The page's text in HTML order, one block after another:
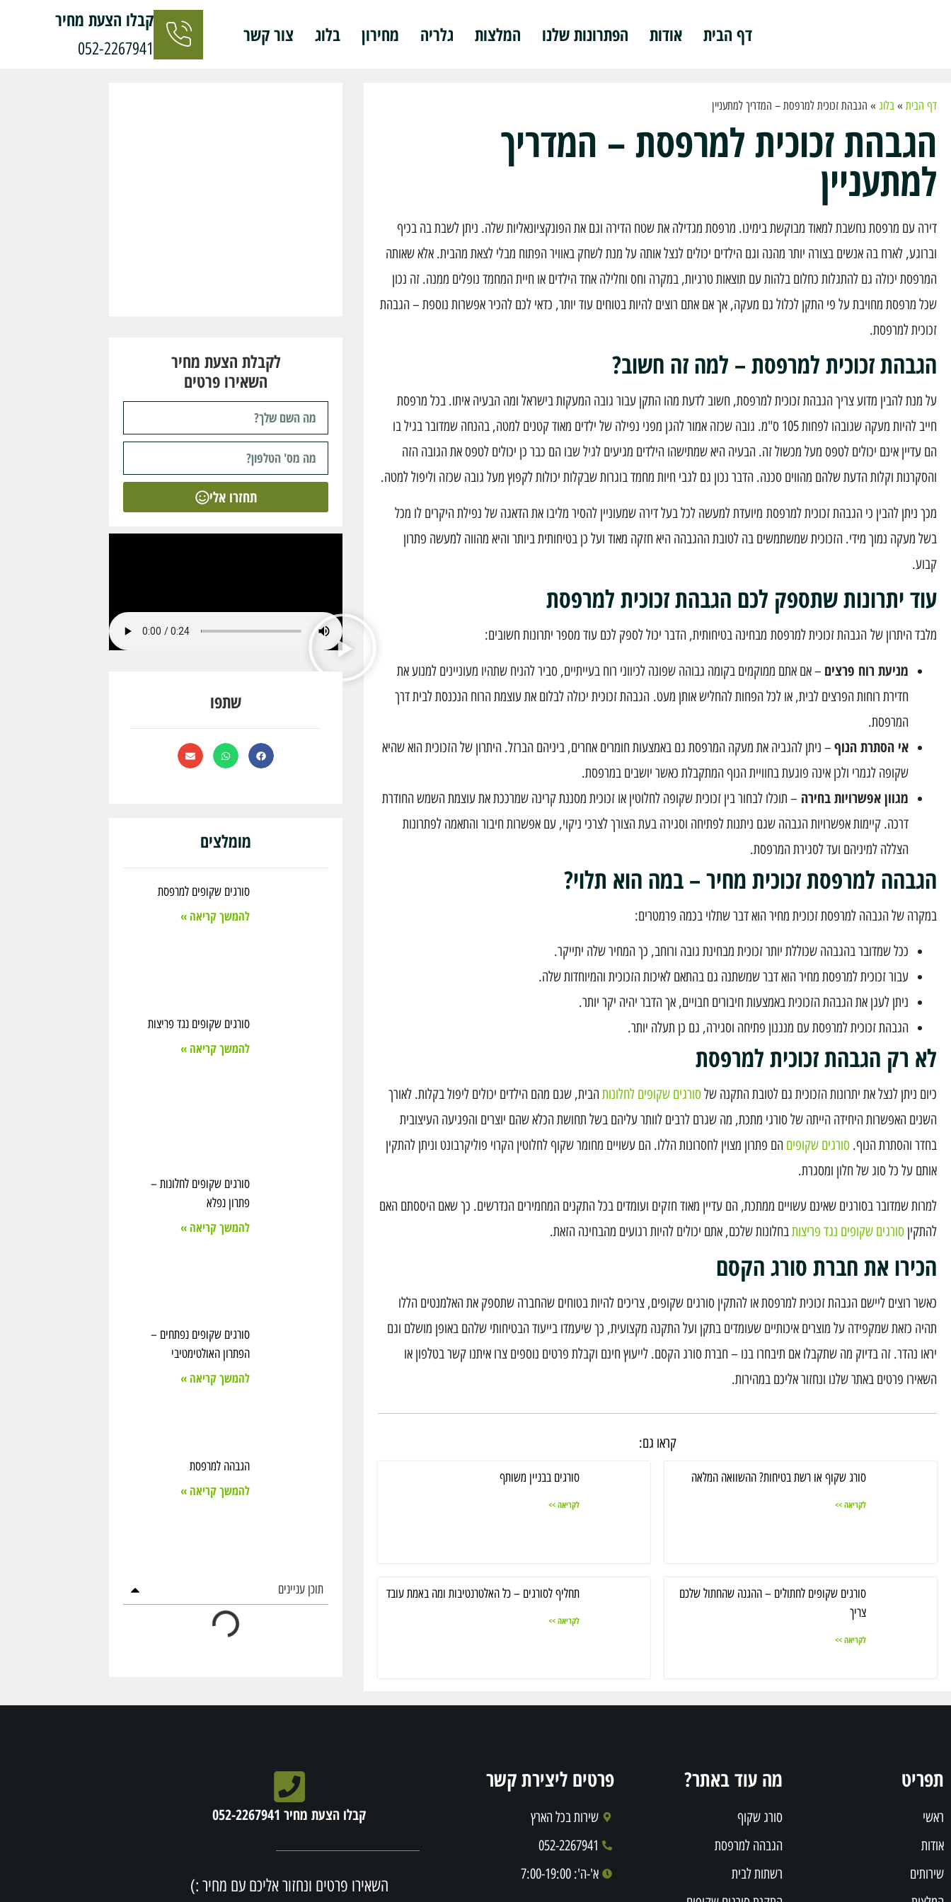
דף הבית אודות הפתרונות שלנו המלצות גלריה מחירון בלוג צור קשר
קבלו הצעת מחיר
052-2267941
דף הבית » בלוג » הגבהת זכוכית למרפסת – המדריך למתעניין
הגבהת זכוכית למרפסת – המדריך
למתעניין
דירה עם מרפסת נחשבת למאוד מבוקשת בימינו. מרפסת מגדילה את שטח הדירה וגם את הפונקציונאליות שלה. ניתן לשבת בה בכיף
וברוגע, לארח בה אנשים בצורה יותר מהנה וגם הילדים יכולים לנצל אותה על מנת לשחק באוויר הפתוח מבלי לצאת מהבית. אלא שאותה
המרפסת יכולה גם להתגלות כחלום בלהות עם תוצאות טרגיות, במקרה וחס וחלילה אחד הילדים או חיית המחמד נופלים ממנה. זה נכון
שכל מרפסת מחויבת על פי התקן לכלול גם מעקה, אך אם אתם רוצים להיות בטוחים עוד יותר, כדאי לכם להכיר אפשרות נוספת – הגבהת
זכוכית למרפסת.
הגבהת זכוכית למרפסת – למה זה חשוב?
על מנת להבין מדוע צריך הגבהת זכוכית למרפסת, חשוב לדעת מהו התקן עבור גובה המעקות בישראל ומה הבעיה איתו. בכל מרפסת
חייב להיות מעקה שגובהו לפחות 105 ס"מ. גובה שכזה אמור להגן מפני נפילה של ילדים מאוד קטנים למטה, בהנחה שמדובר בגיל בו
הם עדיין אינם יכולים לטפס מעל מכשול זה. הבעיה היא שמתישהו הילדים מגיעים לגיל שבו הם כבר כן יכולים לטפס את הגובה הזה
והסקרנות וקלות הדעת שלהם מהווים סכנה. הדבר נכון גם לגבי חיות מחמד בוגרות שבקלות יכולות לקפוץ מעל גובה שכזה וליפול למטה.
מכך ניתן להבין כי הגבהת זכוכית למרפסת מיועדת למעשה לכל בעל דירה שמעוניין להסיר מליבו את הדאגה של נפילת היקרים לו מכל
בשל מעקה נמוך מידי. הזכוכית שמשתמשים בה לטובת ההגבהה היא חזקה מאוד ועל כן בטיחותית ביותר והיא מהווה למעשה פתרון
קבוע.
עוד יתרונות שתספק לכם הגבהת זכוכית למרפסת
מלבד היתרון של הגבהת זכוכית למרפסת מבחינה בטיחותית, הדבר יכול לספק לכם עוד מספר יתרונות חשובים:
מניעת רוח פרצים – אם אתם ממוקמים בקומה גבוהה שפונה לכיווני רוח בעייתיים, סביר להניח שתהיו מעוניינים למנוע את
חדירת רוחות הפרצים לבית, או לכל הפחות להחליש אותן מעט. הגבהת זכוכית יכולה לבלום את עוצמת הרוח הנכנסת לבית דרך
המרפסת.
אי הסתרת הנוף – ניתן להגביה את מעקה המרפסת גם באמצעות חומרים אחרים, ביניהם הברזל. היתרון של הזכוכית הוא שהיא
שקופה לגמרי ולכן אינה פוגעת בחוויית הנוף המתקבלת כאשר יושבים במרפסת.
מגוון אפשרויות בחירה – תוכלו לבחור בין זכוכית שקופה לחלוטין או זכוכית מסננת קרינה שמרככת את עוצמת השמש החודרת
דרכה. קיימות אפשרויות הגבהה שגם ניתנות לפתיחה וסגירה בעת הצורך לצרכי ניקוי, עם אפשרות חיבור והתאמה לפתרונות
הצללה למיניהם ועד לסגירת המרפסת.
הגבהה למרפסת זכוכית מחיר – במה הוא תלוי?
במקרה של הגבהה למרפסת זכוכית מחיר הוא דבר שתלוי בכמה פרמטרים:
ככל שמדובר בהגבהה שכוללת יותר זכוכית מבחינת גובה ורוחב, כך המחיר שלה יתייקר.
עבור זכוכית למרפסת מחיר הוא דבר שמשתנה גם בהתאם לאיכות הזכוכית והמיוחדות שלה.
ניתן לעגן את הגבהת הזכוכית באמצעות חיבורים חבויים, אך הדבר יהיה יקר יותר.
הגבהת זכוכית למרפסת עם מנגנון פתיחה וסגירה, גם כן תעלה יותר.
לא רק הגבהת זכוכית למרפסת
כיום ניתן לנצל את יתרונות הזכוכית גם לטובת התקנה שלסורגים שקופים לחלונות הבית, שגם מהם הילדים יכולים ליפול בקלות. לאורך
השנים האפשרות היחידה הייתה של סורגי מתכת, מה שגרם לרבים לוותר עליהם בשל תחושת הכלא שהם יוצרים והפגיעה העיצובית
בחדר והסתרת הנוף. סורגים שקופים הם פתרון מצוין לחסרונות הללו. הם עשויים מחומר שקוף לחלוטין הקרוי פוליקרבונט וניתן להתקין
אותם על כל סוג של חלון ומסגרת.
למרות שמדובר בסורגים שאינם עשויים ממתכת, הם עדיין מאוד חזקים ועומדים בכל התקנים המחמירים הנדרשים. כך שאם היססתם האם
להתקין סורגים שקופים נגד פריצותבחלונות שלכם, אתם יכולים להיות רגועים מהבחינה הזאת.
הכירו את חברת סורג הקסם
כאשר רוצים ליישם הגבהת זכוכית למרפסת או להתקין סורגים שקופים, צריכים להיות בטוחים שהחברה שתספק את האלמנטים הללו
תהיה כזאת שמקפידה על מוצרים איכותיים שעומדים בתקן ועל התקנה מקצועית, כך שיעמדו בייעוד הבטיחותי שלהם באופן מושלם וגם
יראו נהדר. זה בדיוק מה שתקבלו אם תיבחרו בנו – חברת סורג הקסם. לייעוץ חינם וקבלת פרטים נוספים צרו איתנו קשר בטלפון או
השאירו פרטים באתר שלנו ונחזור אליכם במהירות.
קראו גם:
סורג שקוף או רשת בטיחות? ההשוואה המלאה
לקריאה >>
סורגים בבניין משותף
לקריאה >>
סורגים שקופים לחתולים – ההגנה שהחתול שלכם
צריך
לקריאה >>
תחליף לסורגים – כל האלטרנטיבות ומה באמת עובד
לקריאה >>
לקבלת הצעת מחיר
השאירו פרטים
תחזרו אלי
שתפו
מומלצים
סורגים שקופים למרפסת
להמשך קריאה »
סורגים שקופים נגד פריצות
להמשך קריאה »
סורגים שקופים לחלונות –
פתרון נפלא
להמשך קריאה »
סורגים שקופים נפתחים –
הפתרון האולטימטיבי
להמשך קריאה »
הגבהה למרפסת
להמשך קריאה »
תוכן עניינים
תפריט
ראשי
אודות
שירותים
מה עוד באתר?
סורג שקוף
הגבהה למרפסת
רשתות לבית
פרטים ליצירת קשר
שירות בכל הארץ
052-2267941
א'-ה': 7:00-19:00
קבלו הצעת מחיר 052-2267941
השאירו פרטים ונחזור אליכם עם מחיר :)